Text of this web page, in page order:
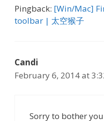
Pingback: [Win/Mac]
toolbar | 太空猴子
Candi
February 6, 2014 at
Sorry to bother